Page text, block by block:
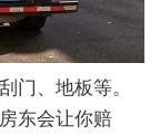
门、地板等。
东会让你赔